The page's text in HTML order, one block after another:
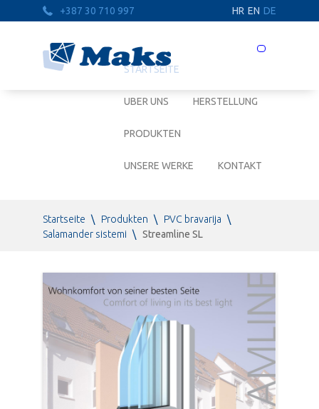
+387 30 710 997 HR EN DE
Prebaci
STARTSEITE
UBER UNS HERSTELLUNG
PRODUKTEN
UNSERE WERKE KONTAKT
Startseite \ Produkten \ PVC bravarija \
Salamander sistemi \ Streamline SL